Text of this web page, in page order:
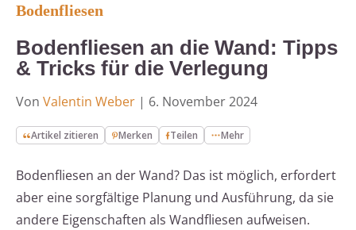
Bodenfliesen
Bodenfliesen an die Wand: Tipps
& Tricks für die Verlegung
Von Valentin Weber | 6. November 2024
Artikel zitieren Merken Teilen Mehr
Bodenfliesen an der Wand? Das ist möglich, erfordert
aber eine sorgfältige Planung und Ausführung, da sie
andere Eigenschaften als Wandfliesen aufweisen.